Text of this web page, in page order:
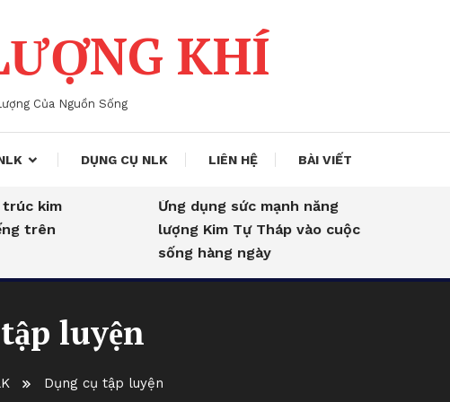
KHÍ
Của Nguồn Sống
DỤNG CỤ NLK LIÊN HỆ BÀI VIẾT
Ứng dụng sức mạnh năng
lượng Kim Tự Tháp vào cuộc
sống hàng ngày
luyện
Dụng cụ tập luyện